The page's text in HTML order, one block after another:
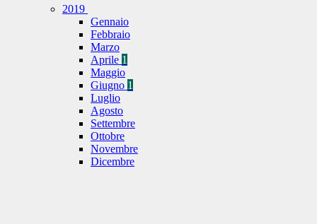
2019
Gennaio
Febbraio
Marzo
Aprile 1
Maggio
Giugno 1
Luglio
Agosto
Settembre
Ottobre
Novembre
Dicembre